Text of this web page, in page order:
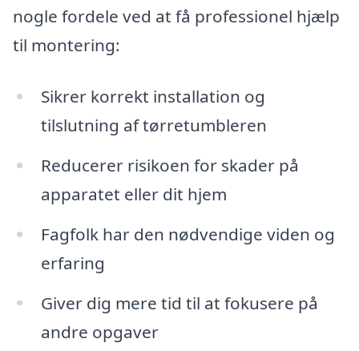
nogle fordele ved at få professionel hjælp
til montering:
Sikrer korrekt installation og
tilslutning af tørretumbleren
Reducerer risikoen for skader på
apparatet eller dit hjem
Fagfolk har den nødvendige viden og
erfaring
Giver dig mere tid til at fokusere på
andre opgaver